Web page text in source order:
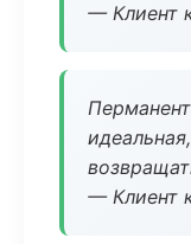
— Клиент
— Клиент